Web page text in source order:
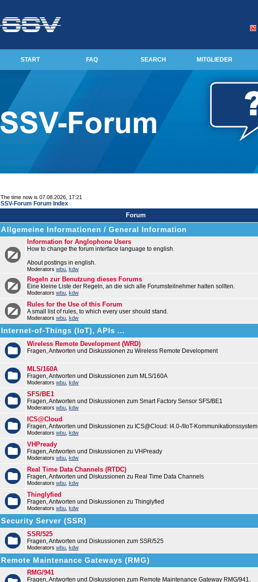
START FAQ SEARCH MITGLIEDER
The time now is 07.08.2026, 17:21
SSV-Forum Forum Index
Forum
Allgemeine Informationen / General Information
Information for Anglophone Users
How to change the forum interface language to english.
About postings in english.
Moderators wbu kdw
Regeln zur Benutzung dieses Forums
Eine kleine Liste der Regeln, an die sich alle Forumsteilnehmer halten sollten.
Moderators wbu kdw
Rules for the Use of this Forum
A small list of rules, to which every user should stand.
Moderators wbu kdw
Internet-of-Things (IoT), APIs ...
Wireless Remote Development (WRD)
Fragen, Antworten und Diskussionen zu Wireless Remote Development
MLS/160A
Fragen, Antworten und Diskussionen zum MLS/160A
Moderators wbu kdw
SFS/BE1
Fragen, Antworten und Diskussionen zum Smart Factory Sensor SFS/BE1
Moderators wbu kdw
ICS@Cloud
Fragen, Antworten und Diskussionen zu ICS@Cloud: I4.0-/IIoT-Kommunikationssystem
Moderators wbu kdw
VHPready
Fragen, Antworten und Diskussionen zu VHPready
Moderators wbu kdw
Real Time Data Channels (RTDC)
Fragen, Antworten und Diskussionen zu Real Time Data Channels
Moderators wbu kdw
Thinglyfied
Fragen, Antworten und Diskussionen zu Thinglyfied
Moderators wbu kdw
Security Server (SSR)
SSR/525
Fragen, Antworten und Diskussionen zum SSR/525
Moderators wbu kdw
Remote Maintenance Gateways (RMG)
RMG/941
Fragen, Antworten und Diskussionen zum Remote Maintenance Gateway RMG/941,